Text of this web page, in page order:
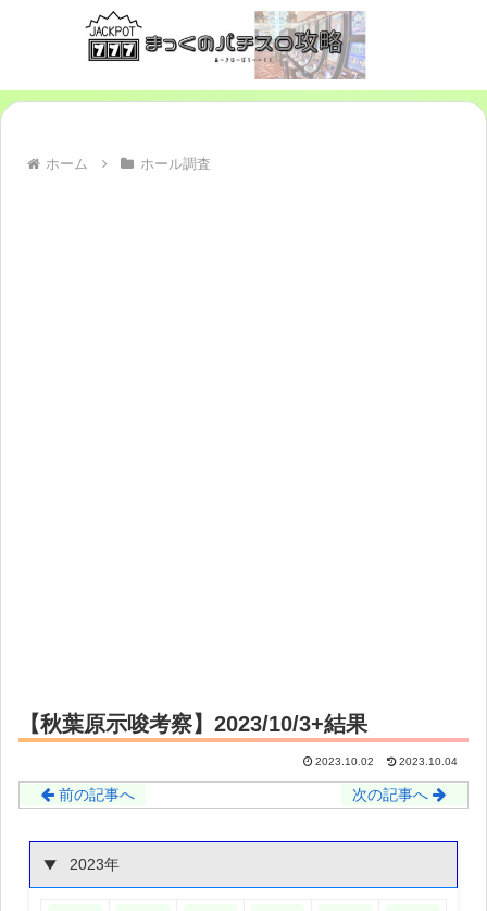
ホーム ホール調査
【秋葉原示唆考察】2023/10/3+結果
2023.10.02 2023.10.04
前の記事へ 次の記事へ
2023年